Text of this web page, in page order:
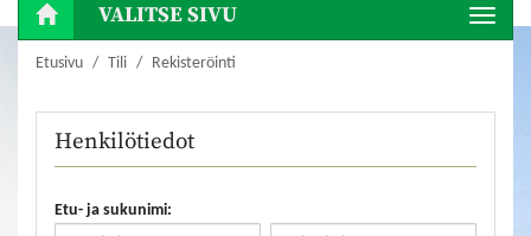
VALITSE SIVU
Etusivu Tili Rekisteröinti
Henkilötiedot
Etu- ja sukunimi: